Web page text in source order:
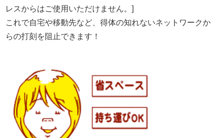
レスからはご使用いただけません。]
これで自宅や移動先など、得体の知れないネットワークか
らの打刻を阻止できます！